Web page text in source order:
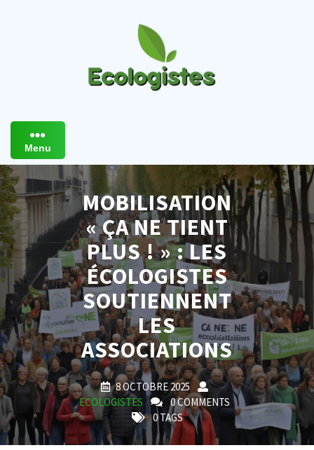
Menu
MOBILISATION
« ÇA NE TIENT
PLUS ! » : LES
ÉCOLOGISTES
SOUTIENNENT
LES
ASSOCIATIONS
8 OCTOBRE 2025
ECOLOGISTES
0 COMMENTS
0 TAGS